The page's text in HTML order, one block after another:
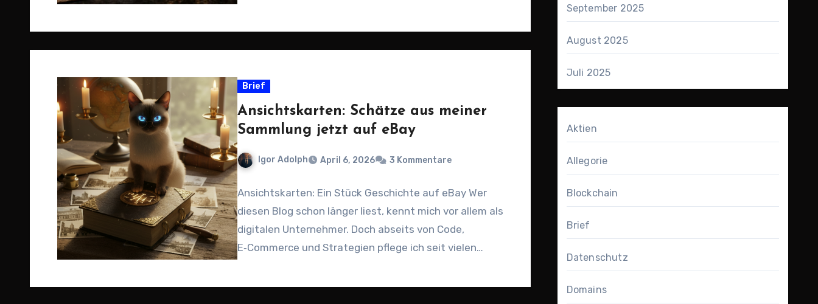
Brief
Ansichtskarten: Schätze aus meiner
Sammlung jetzt auf eBay
Igor Adolph April 6, 2026 3 Kommentare
Ansichtskarten: Ein Stück Geschichte auf eBay Wer
diesen Blog schon länger liest, kennt mich vor allem als
digitalen Unternehmer. Doch abseits von Code,
E‑Commerce und Strategien pflege ich seit vielen…
September 2025
August 2025
Juli 2025
Aktien
Allegorie
Blockchain
Brief
Datenschutz
Domains